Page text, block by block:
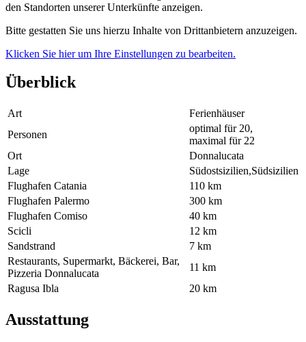
den Standorten unserer Unterkünfte anzeigen.
Bitte gestatten Sie uns hierzu Inhalte von Drittanbietern anzuzeigen.
Klicken Sie hier um Ihre Einstellungen zu bearbeiten.
Überblick
Art
Ferienhäuser
Personen
optimal für 20,
maximal für 22
Ort
Donnalucata
Lage
Südostsizilien,Südsizilien
Flughafen Catania
110 km
Flughafen Palermo
300 km
Flughafen Comiso
40 km
Scicli
12 km
Sandstrand
7 km
Restaurants, Supermarkt, Bäckerei, Bar,
Pizzeria Donnalucata
11 km
Ragusa Ibla
20 km
Ausstattung